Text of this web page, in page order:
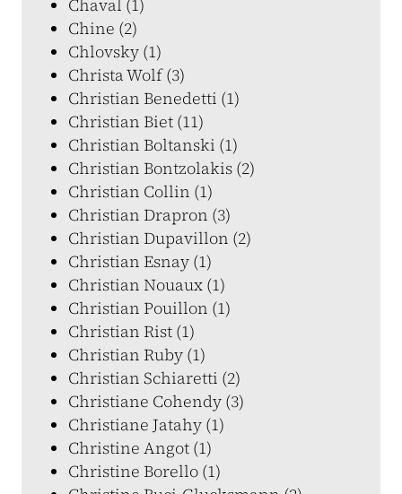
Chaval (1)
Chine (2)
Chlovsky (1)
Christa Wolf (3)
Christian Benedetti (1)
Christian Biet (11)
Christian Boltanski (1)
Christian Bontzolakis (2)
Christian Collin (1)
Christian Drapron (3)
Christian Dupavillon (2)
Christian Esnay (1)
Christian Nouaux (1)
Christian Pouillon (1)
Christian Rist (1)
Christian Ruby (1)
Christian Schiaretti (2)
Christiane Cohendy (3)
Christiane Jatahy (1)
Christine Angot (1)
Christine Borello (1)